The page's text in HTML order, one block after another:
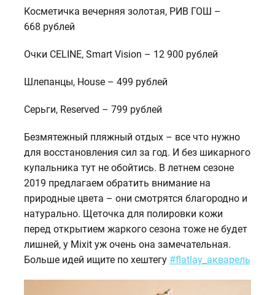
Косметичка вечерняя золотая, РИВ ГОШ –
668 рублей
Очки CELINE, Smart Vision – 12 900 рублей
Шлепанцы, House – 499 рублей
Серьги, Reserved – 799 рублей
Безмятежный пляжный отдых – все что нужно
для восстановления сил за год. И без шикарного
купальника тут не обойтись. В летнем сезоне
2019 предлагаем обратить внимание на
природные цвета – они смотрятся благородно и
натурально. Щеточка для полировки кожи
перед открытием жаркого сезона тоже не будет
лишней, у Mixit уж очень она замечательная.
Больше идей ищите по хештегу #flatlay_акварель